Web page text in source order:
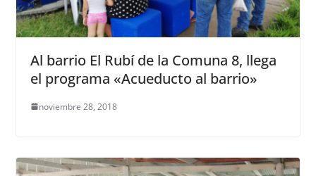
Al barrio El Rubí de la Comuna 8, llega
el programa «Acueducto al barrio»
noviembre 28, 2018